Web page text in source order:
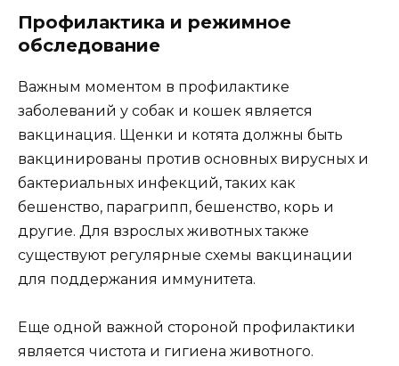
Профилактика и режимное
обследование
Важным моментом в профилактике
заболеваний у собак и кошек является
вакцинация. Щенки и котята должны быть
вакцинированы против основных вирусных и
бактериальных инфекций, таких как
бешенство, парагрипп, бешенство, корь и
другие. Для взрослых животных также
существуют регулярные схемы вакцинации
для поддержания иммунитета.
Еще одной важной стороной профилактики
является чистота и гигиена животного.